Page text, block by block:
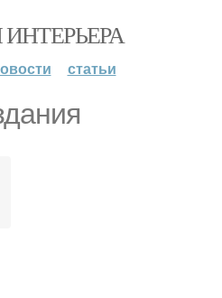
статьи